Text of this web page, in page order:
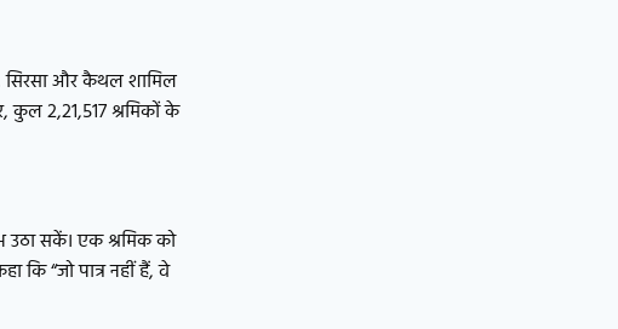
सिरसा और कैथल शामिल
कुल 2,21,517 श्रमिकों के
उठा सकें। एक श्रमिक को
कि “जो पात्र नहीं हैं, वे